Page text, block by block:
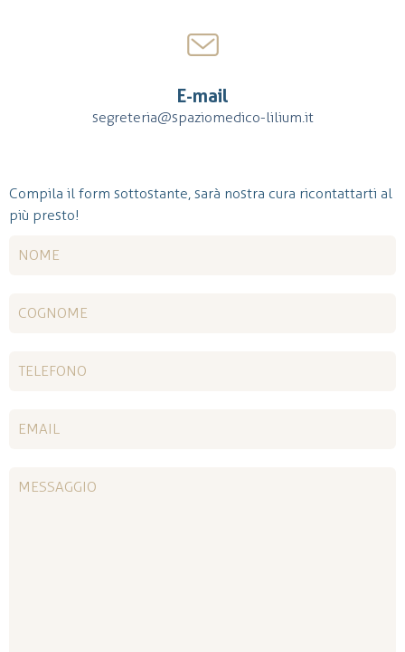
E-mail
segreteria@spaziomedico-lilium.it
Compila il form sottostante, sarà nostra cura ricontattarti al
più presto!